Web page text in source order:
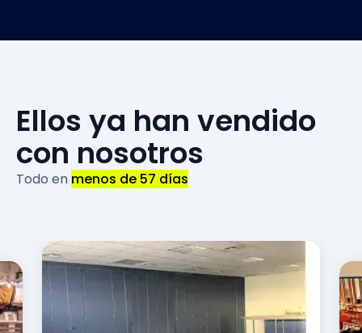
Ellos ya han vendido
con nosotros
Todo en menos de 57 días